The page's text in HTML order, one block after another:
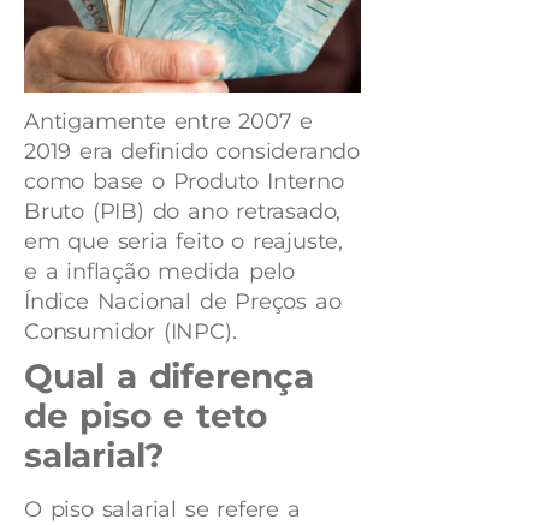
Antigamente entre 2007 e
2019 era definido considerando
como base o Produto Interno
Bruto (PIB) do ano retrasado,
em que seria feito o reajuste,
e a inflação medida pelo
Índice Nacional de Preços ao
Consumidor (INPC).
Qual a diferença
de piso e teto
salarial?
O piso salarial se refere a